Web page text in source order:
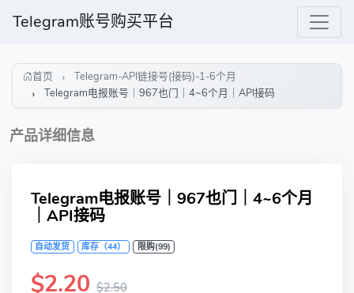
Telegram账号购买平台
首页
Telegram-API链接号(接码)-1-6个月
Telegram电报账号｜967也门｜4~6个月｜API接码
产品详细信息
Telegram电报账号｜967也门｜4~6个月
｜API接码
自动发货 库存（44） 限购(99)
$2.20 $2.50